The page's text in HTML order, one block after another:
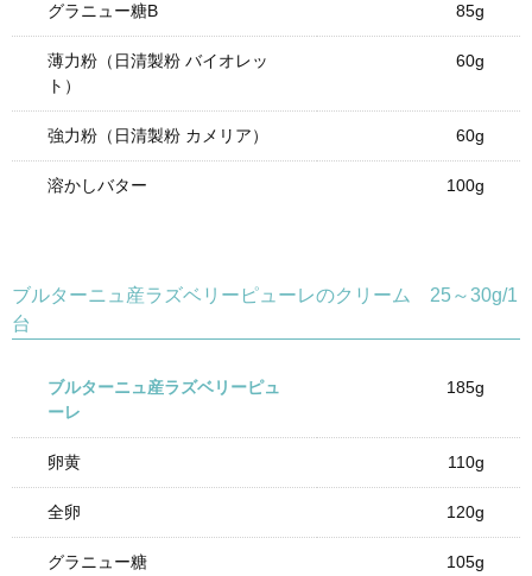
グラニュー糖B 85g
薄力粉（日清製粉 バイオレッ
ト）
60g
強力粉（日清製粉 カメリア） 60g
溶かしバター 100g
ブルターニュ産ラズベリーピューレのクリーム 25～30g/1
台
ブルターニュ産ラズベリーピュ
ーレ
185g
卵黄 110g
全卵 120g
グラニュー糖 105g